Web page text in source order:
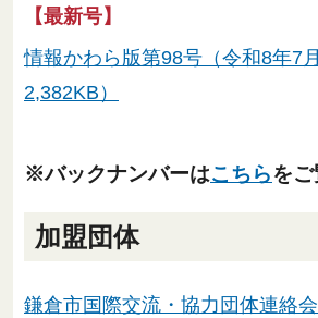
【最新号】
情報かわら版第98号（令和8年7
2,382KB）
※バックナンバーはこちらをご
加盟団体
鎌倉市国際交流・協力団体連絡